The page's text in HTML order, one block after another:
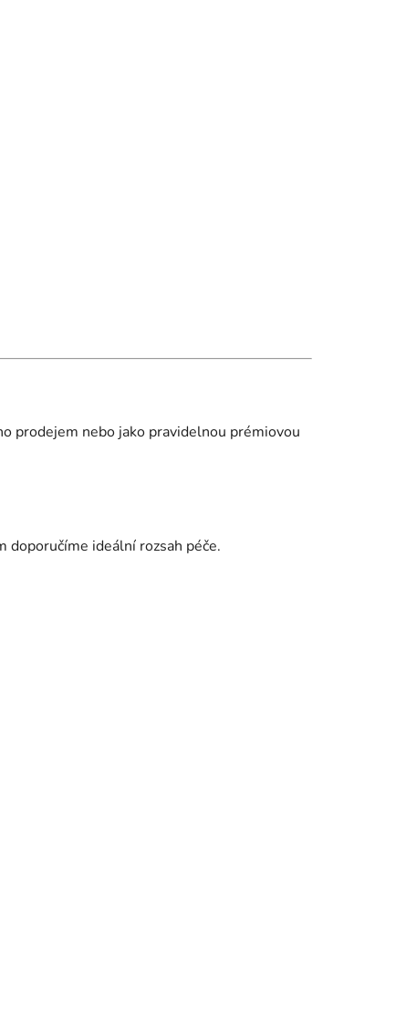
prodejem nebo jako pravidelnou prémiovou
doporučíme ideální rozsah péče.